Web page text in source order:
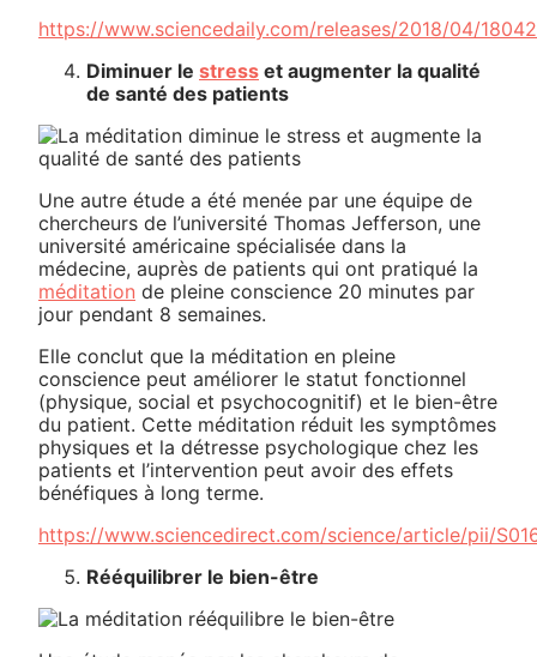
https://www.sciencedaily.com/releases/2018/04/
Diminuer le stress et augmenter la qualité
de santé des patients
Une autre étude a été menée par une équipe de
chercheurs de l’université Thomas Jefferson, une
université américaine spécialisée dans la
médecine, auprès de patients qui ont pratiqué la
méditation de pleine conscience 20 minutes par
jour pendant 8 semaines.
Elle conclut que la méditation en pleine
conscience peut améliorer le statut fonctionnel
(physique, social et psychocognitif) et le bien-être
du patient. Cette méditation réduit les symptômes
physiques et la détresse psychologique chez les
patients et l’intervention peut avoir des effets
bénéfiques à long terme.
https://www.sciencedirect.com/science/article/pii/
Rééquilibrer le bien-être